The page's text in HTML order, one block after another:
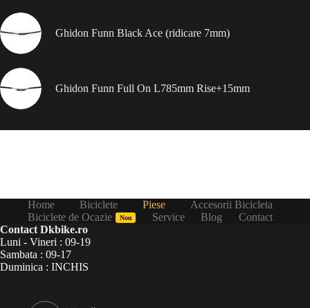
Ghidon Funn Black Ace (ridicare 7mm)
Ghidon Funn Full On L785mm Rise+15mm
Home Biciclete Piese
Accesorii Bicicleta
Biciclete de Ocazie
Nou Service Blog
Contact
Contact Dkbike.ro
Luni - Vineri : 09-19
Sambata : 09-17
Duminica : INCHIS